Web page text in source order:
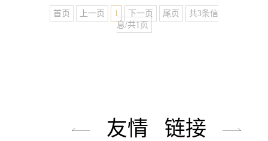
首页 上一页 1 下一页 尾页
共3条信
息/共1页
友情 链接